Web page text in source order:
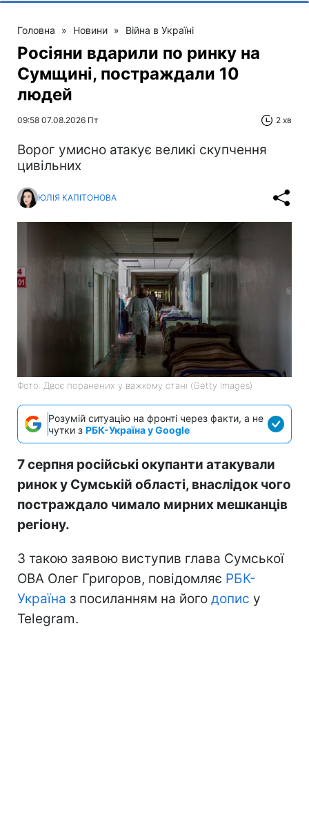
Головна » Новини » Війна в Україні
Росіяни вдарили по ринку на
Сумщині, постраждали 10
людей
09:58 07.08.2026 Пт 2 хв
Ворог умисно атакує великі скупчення
цивільних
ЮЛІЯ КАПІТОНОВА
Фото: Двоє поранених у важкому стані (Getty Images)
Розумій ситуацію на фронті через факти, а не
чутки з РБК-Україна у Google
7 серпня російські окупанти атакували
ринок у Сумській області, внаслідок чого
постраждало чимало мирних мешканців
регіону.
З такою заявою виступив глава Сумської
ОВА Олег Григоров, повідомляє РБК-
Україна з посиланням на його допис у
Telegram.